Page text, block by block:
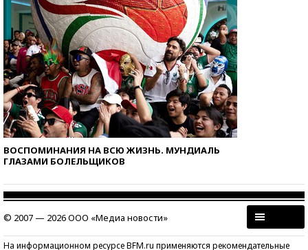
ВОСПОМИНАНИЯ НА ВСЮ ЖИЗНЬ. МУНДИАЛЬ
ГЛАЗАМИ БОЛЕЛЬЩИКОВ
© 2007 — 2026 ООО «Медиа новости»
На информационном ресурсе BFM.ru применяются рекомендательные